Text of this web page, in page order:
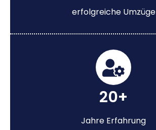
erfolgreiche Umzüge
20+
Jahre Erfahrung